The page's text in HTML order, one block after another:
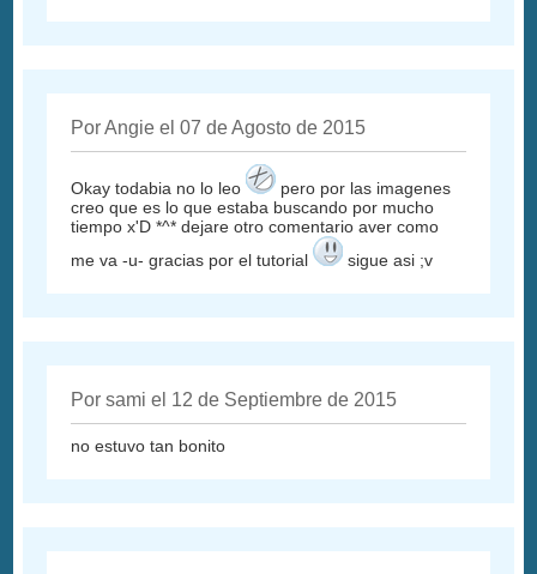
Por Angie el 07 de Agosto de 2015
Okay todabia no lo leo
pero por las imagenes
creo que es lo que estaba buscando por mucho
tiempo x'D *^* dejare otro comentario aver como
me va -u- gracias por el tutorial
sigue asi ;v
Por sami el 12 de Septiembre de 2015
no estuvo tan bonito